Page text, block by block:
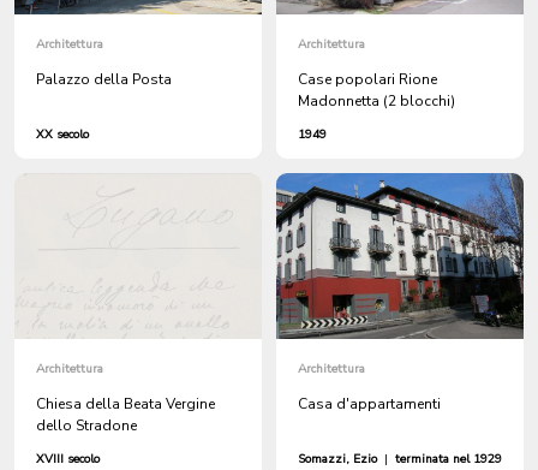
Architettura
Palazzo della Posta
XX secolo
Architettura
Case popolari Rione
Madonnetta (2 blocchi)
1949
Architettura
Chiesa della Beata Vergine
dello Stradone
XVIII secolo
Architettura
Casa d'appartamenti
Somazzi, Ezio | terminata nel 1929